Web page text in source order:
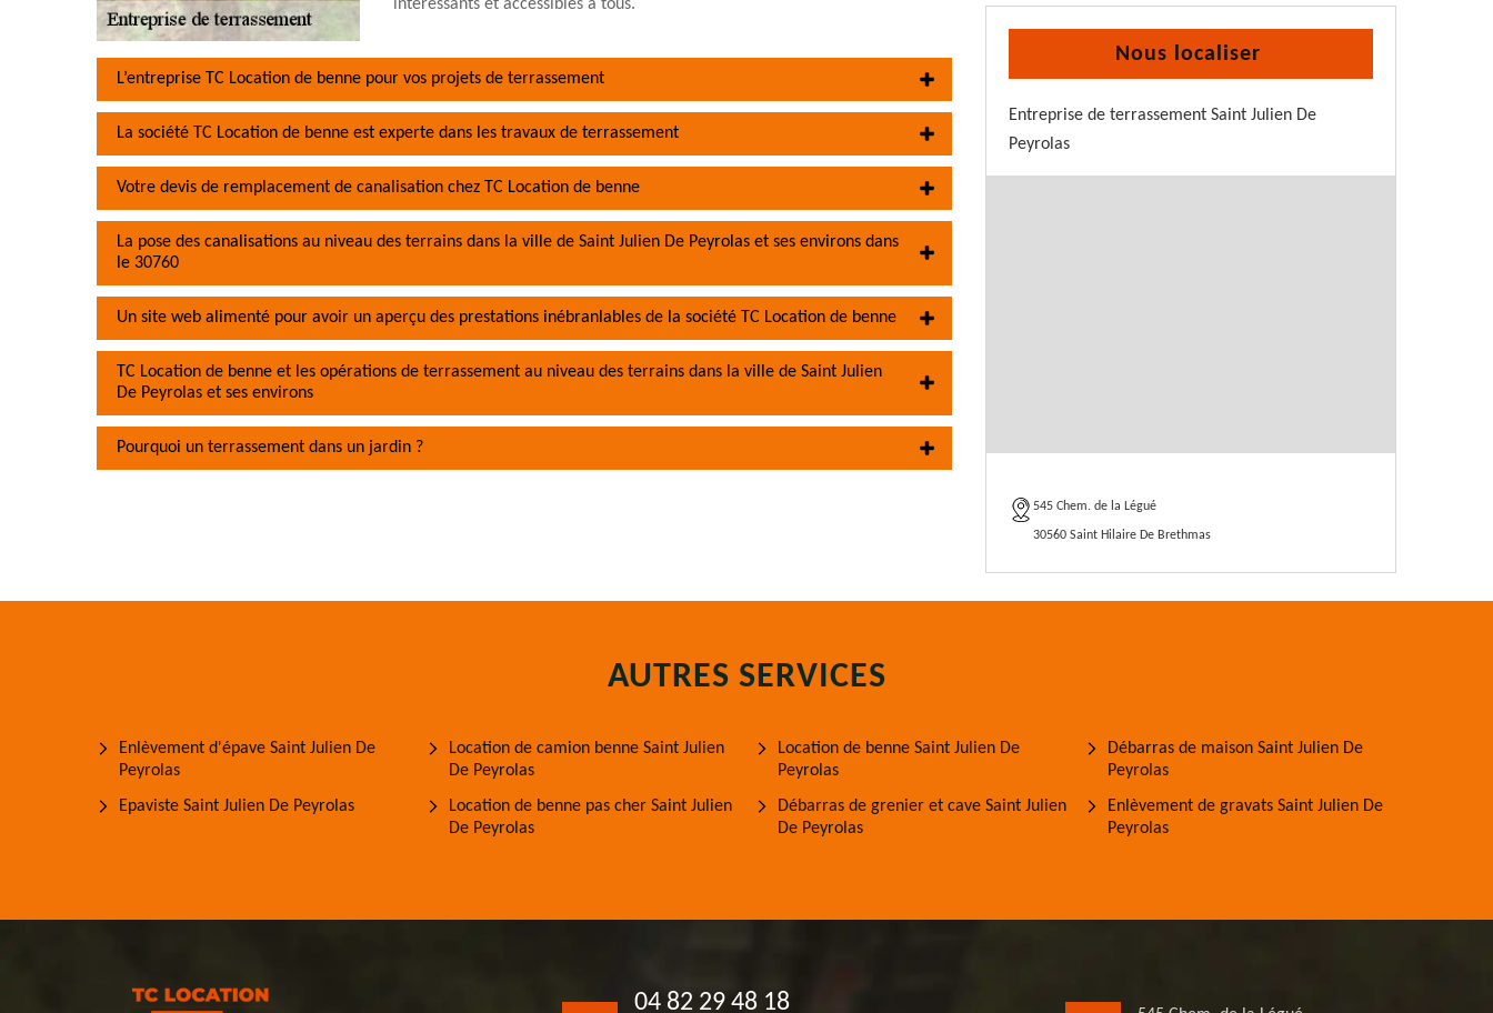
intéressants et accessibles à tous.
L’entreprise TC Location de benne pour vos projets de terrassement
La société TC Location de benne est experte dans les travaux de terrassement
Votre devis de remplacement de canalisation chez TC Location de benne
La pose des canalisations au niveau des terrains dans la ville de Saint Julien De Peyrolas et ses environs dans
le 30760
Un site web alimenté pour avoir un aperçu des prestations inébranlables de la société TC Location de benne
TC Location de benne et les opérations de terrassement au niveau des terrains dans la ville de Saint Julien
De Peyrolas et ses environs
Pourquoi un terrassement dans un jardin ?
Nous localiser
Entreprise de terrassement Saint Julien De
Peyrolas
545 Chem. de la Légué
30560 Saint Hilaire De Brethmas
AUTRES SERVICES
Enlèvement d'épave Saint Julien De
Peyrolas
Epaviste Saint Julien De Peyrolas
Location de camion benne Saint Julien
De Peyrolas
Location de benne pas cher Saint Julien
De Peyrolas
Location de benne Saint Julien De
Peyrolas
Débarras de grenier et cave Saint Julien
De Peyrolas
Débarras de maison Saint Julien De
Peyrolas
Enlèvement de gravats Saint Julien De
Peyrolas
04 82 29 48 18